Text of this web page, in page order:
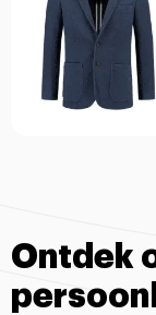
Ontdek